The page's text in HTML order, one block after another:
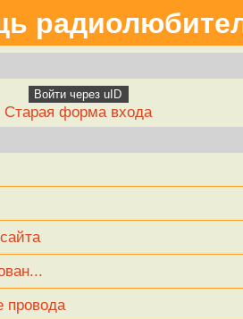
Войти через uID
Старая форма входа
провода